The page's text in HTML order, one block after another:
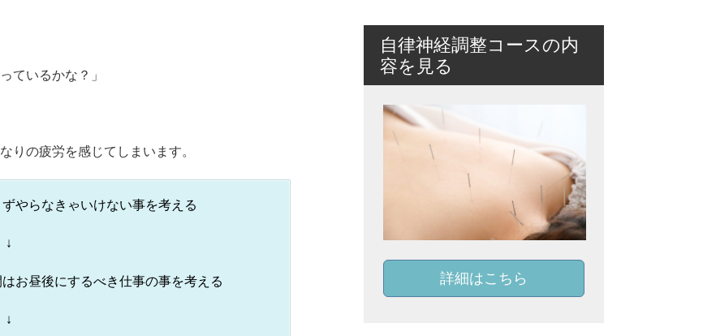
ているかな？」
りの疲労を感じてしまいます。
やらなきゃいけない事を考える
↓
お昼後にするべき仕事の事を考える
↓
自律神経調整コースの内
容を見る
詳細はこちら